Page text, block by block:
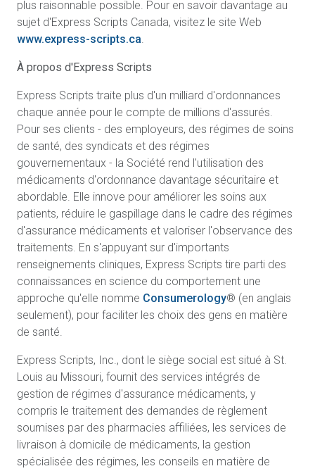
plus raisonnable possible. Pour en savoir davantage au
sujet d'Express Scripts Canada, visitez le site Web
www.express-scripts.ca.
À propos d'Express Scripts
Express Scripts traite plus d'un milliard d'ordonnances
chaque année pour le compte de millions d'assurés.
Pour ses clients - des employeurs, des régimes de soins
de santé, des syndicats et des régimes
gouvernementaux - la Société rend l'utilisation des
médicaments d'ordonnance davantage sécuritaire et
abordable. Elle innove pour améliorer les soins aux
patients, réduire le gaspillage dans le cadre des régimes
d'assurance médicaments et valoriser l'observance des
traitements. En s'appuyant sur d'importants
renseignements cliniques, Express Scripts tire parti des
connaissances en science du comportement une
approche qu'elle nomme Consumerology® (en anglais
seulement), pour faciliter les choix des gens en matière
de santé.
Express Scripts, Inc., dont le siège social est situé à St.
Louis au Missouri, fournit des services intégrés de
gestion de régimes d'assurance médicaments, y
compris le traitement des demandes de règlement
soumises par des pharmacies affiliées, les services de
livraison à domicile de médicaments, la gestion
spécialisée des régimes, les conseils en matière de